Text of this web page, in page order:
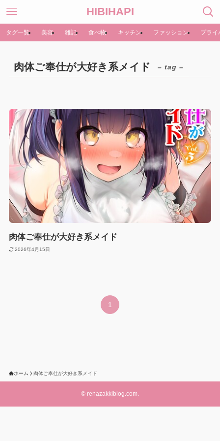
HIBIHAPI
タグ一覧 美容 雑記 食べ物 キッチン ファッション プライ
肉体ご奉仕が大好き系メイド – tag –
肉体ご奉仕が大好き系メイド
2026年4月15日
1
ホーム 肉体ご奉仕が大好き系メイド
© renazakkiblog.com.